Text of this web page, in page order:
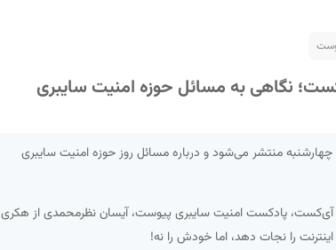
نگاهی به مسائل حوزه امنیت سایبری
منتشر می‌شود و درباره مسائل روز حوزه امنیت سایبری
آی‌کست، پادکست امنیت سایبری پیوست، آیسان نظرمحمدی از هکری
را نجات دهد، اما خودش را نه!